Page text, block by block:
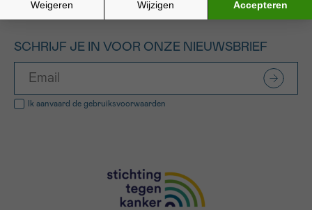
SCHRIJF JE IN VOOR ONZE NIEUWSBRIEF
Ik aanvaard de gebruiksvoorwaarden